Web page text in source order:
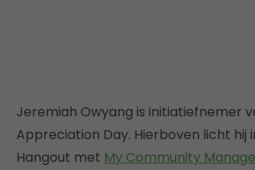
Jeremiah Owyang is initiatiefnemer
Appreciation Day. Hierboven licht hij
Hangout met My Community